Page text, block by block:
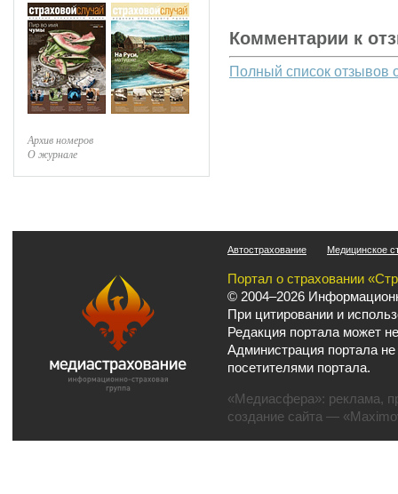
Архив номеров
О журнале
Комментарии к
Полный список отзывов
Автострахование Медицинское
Портал о страховании
© 2004–2026
При цитировании и
Редакция портала может
Администрация портала
посетителями портала.
«Медиасфера»: реклама,
создание сайта —